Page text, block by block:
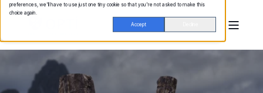
preferences, we'll have to use just one tiny cookie so that you're not asked to make this
choice again.
Accept